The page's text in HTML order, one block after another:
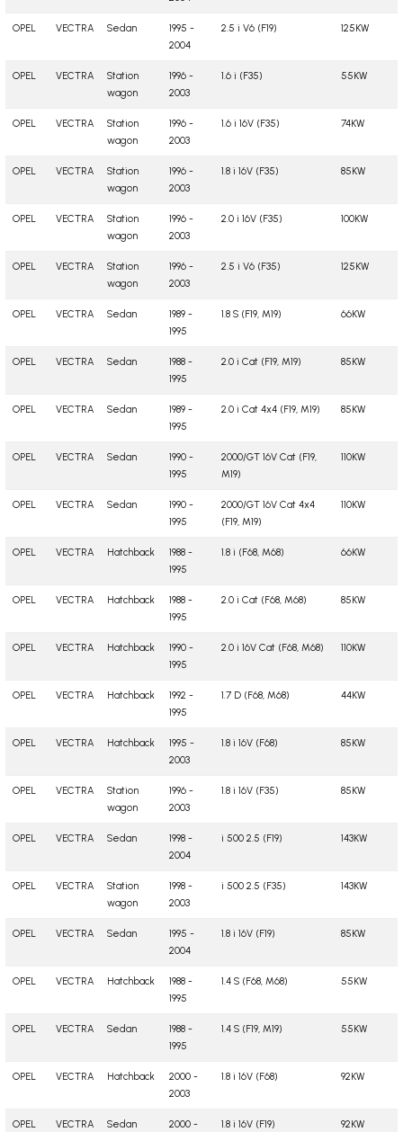
OPEL VECTRA Sedan
1995 -
2004
2.5 i V6 (F19) 125KW
OPEL VECTRA
Station
wagon
1996 -
2003
1.6 i (F35) 55KW
OPEL VECTRA
Station
wagon
1996 -
2003
1.6 i 16V (F35) 74KW
OPEL VECTRA
Station
wagon
1996 -
2003
1.8 i 16V (F35) 85KW
OPEL VECTRA
Station
wagon
1996 -
2003
2.0 i 16V (F35) 100KW
OPEL VECTRA
Station
wagon
1996 -
2003
2.5 i V6 (F35) 125KW
OPEL VECTRA Sedan
1989 -
1995
1.8 S (F19, M19) 66KW
OPEL VECTRA Sedan
1988 -
1995
2.0 i Cat (F19, M19) 85KW
OPEL VECTRA Sedan
1989 -
1995
2.0 i Cat 4x4 (F19, M19) 85KW
OPEL VECTRA Sedan
1990 -
1995
2000/GT 16V Cat (F19,
M19)
110KW
OPEL VECTRA Sedan
1990 -
1995
2000/GT 16V Cat 4x4
(F19, M19)
110KW
OPEL VECTRA Hatchback
1988 -
1995
1.8 i (F68, M68) 66KW
OPEL VECTRA Hatchback
1988 -
1995
2.0 i Cat (F68, M68) 85KW
OPEL VECTRA Hatchback
1990 -
1995
2.0 i 16V Cat (F68, M68) 110KW
OPEL VECTRA Hatchback
1992 -
1995
1.7 D (F68, M68) 44KW
OPEL VECTRA Hatchback
1995 -
2003
1.8 i 16V (F68) 85KW
OPEL VECTRA
Station
wagon
1996 -
2003
1.8 i 16V (F35) 85KW
OPEL VECTRA Sedan
1998 -
2004
i 500 2.5 (F19) 143KW
OPEL VECTRA
Station
wagon
1998 -
2003
i 500 2.5 (F35) 143KW
OPEL VECTRA Sedan
1995 -
2004
1.8 i 16V (F19) 85KW
OPEL VECTRA Hatchback
1988 -
1995
1.4 S (F68, M68) 55KW
OPEL VECTRA Sedan
1988 -
1995
1.4 S (F19, M19) 55KW
OPEL VECTRA Hatchback
2000 -
2003
1.8 i 16V (F68) 92KW
OPEL VECTRA Sedan
2000 -
1.8 i 16V (F19) 92KW